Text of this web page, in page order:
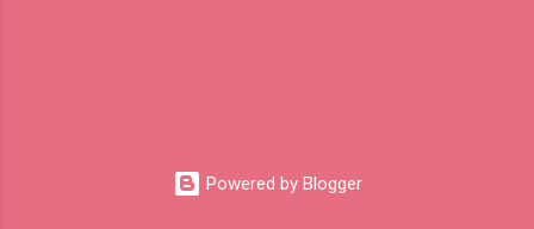
Powered by Blogger